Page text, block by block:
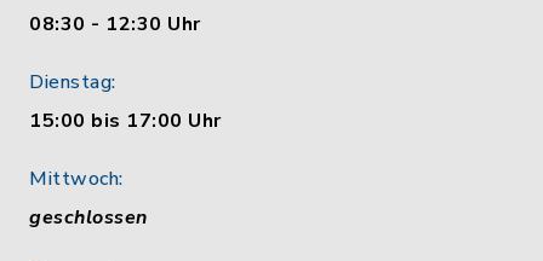
08:30 - 12:30 Uhr
Dienstag:
15:00 bis 17:00 Uhr
Mittwoch:
geschlossen